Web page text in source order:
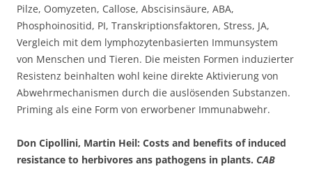
Pilze, Oomyzeten, Callose, Abscisinsäure, ABA,
Phosphoinositid, PI, Transkriptionsfaktoren, Stress, JA,
Vergleich mit dem lymphozytenbasierten Immunsystem
von Menschen und Tieren. Die meisten Formen induzierter
Resistenz beinhalten wohl keine direkte Aktivierung von
Abwehrmechanismen durch die auslösenden Substanzen.
Priming als eine Form von erworbener Immunabwehr.
Don Cipollini, Martin Heil: Costs and benefits of induced
resistance to herbivores ans pathogens in plants. CAB